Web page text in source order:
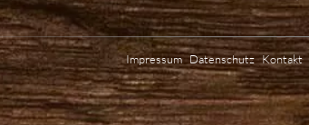
Impressum Datenschutz Kontakt